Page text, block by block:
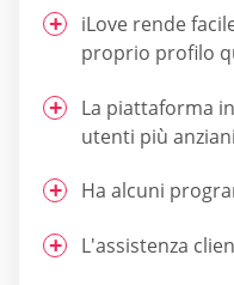
iLove rende
proprio profilo
La piattaforma
utenti più
Ha alcuni
L'assistenza